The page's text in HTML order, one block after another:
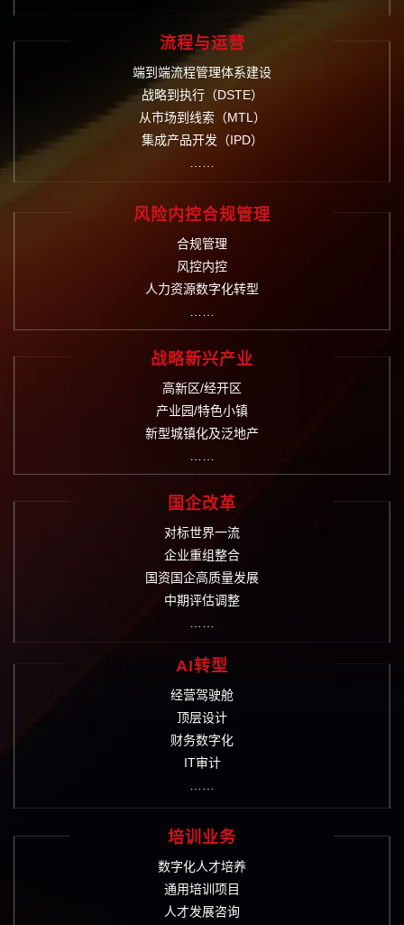
流程与运营
端到端流程管理体系建设
战略到执行（DSTE）
从市场到线索（MTL）
集成产品开发（IPD）
风险内控合规管理
合规管理
风控内控
人力资源数字化转型
战略新兴产业
高新区/经开区
产业园/特色小镇
新型城镇化及泛地产
国企改革
对标世界一流
企业重组整合
国资国企高质量发展
中期评估调整
AI转型
经营驾驶舱
顶层设计
财务数字化
IT审计
培训业务
数字化人才培养
通用培训项目
人才发展咨询